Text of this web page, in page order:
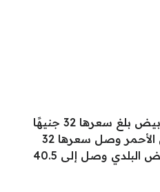
وبلغ سعر كرتونة البيض الأبيض بلغ سعرها 32 جنيهًا
جنيهًا، أما سعر كرتونة البيض البلدي وصل إلى 40.5